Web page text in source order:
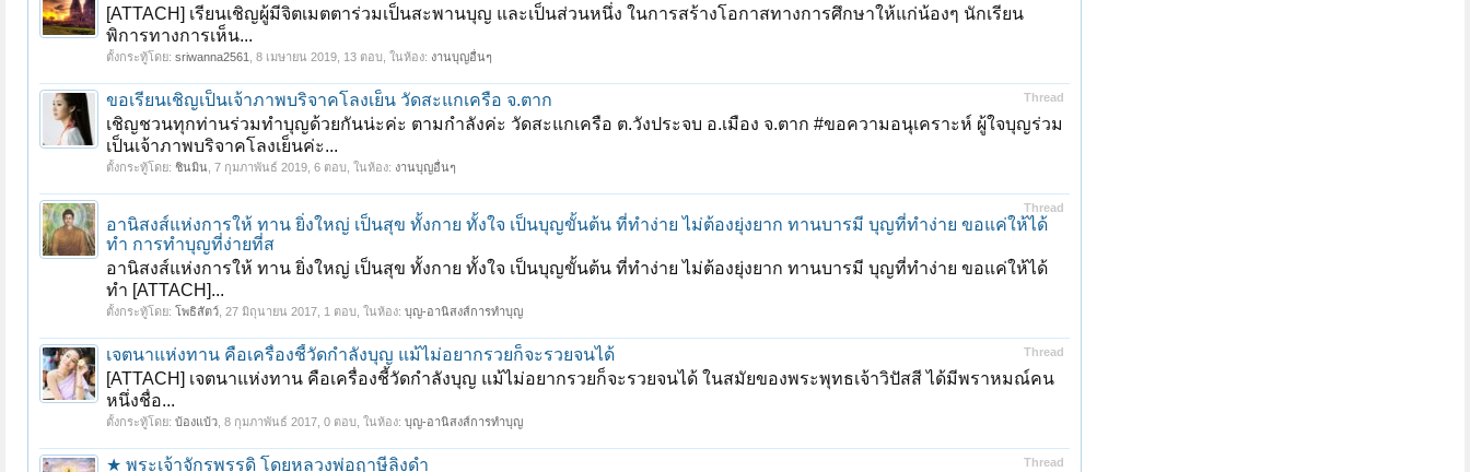
[ATTACH] เรียนเชิญผู้มีจิตเมตตาร่วมเป็นสะพานบุญ และเป็นส่วนหนึ่ง ในการสร้างโอกาสทางการศึกษาให้แก่น้องๆ นักเรียน
พิการทางการเห็น...
ตั้งกระทู้โดย: sriwanna2561 8 เมษายน 2019 , 13 ตอบ, ในห้อง: งานบุญอื่นๆ
Thread
ขอเรียนเชิญเป็นเจ้าภาพบริจาคโลงเย็น วัดสะแกเครือ จ.ตาก
เชิญชวนทุกท่านร่วมทำบุญด้วยกันน่ะค่ะ ตามกำลังค่ะ วัดสะแกเครือ ต.วังประจบ อ.เมือง จ.ตาก #ขอความอนุเคราะห์ ผู้ใจบุญร่วม
เป็นเจ้าภาพบริจาคโลงเย็นค่ะ...
ตั้งกระทู้โดย: ชินมิน 7 กุมภาพันธ์ 2019 , 6 ตอบ, ในห้อง: งานบุญอื่นๆ
Thread
อานิสงส์แห่งการให้ ทาน ยิ่งใหญ่ เป็นสุข ทั้งกาย ทั้งใจ เป็นบุญขั้นต้น ที่ทำง่าย ไม่ต้องยุ่งยาก ทานบารมี บุญที่ทำง่าย ขอแค่ให้ได้
ทำ การทำบุญที่ง่ายที่ส
อานิสงส์แห่งการให้ ทาน ยิ่งใหญ่ เป็นสุข ทั้งกาย ทั้งใจ เป็นบุญขั้นต้น ที่ทำง่าย ไม่ต้องยุ่งยาก ทานบารมี บุญที่ทำง่าย ขอแค่ให้ได้
ทำ [ATTACH]...
ตั้งกระทู้โดย: โพธิสัตว์ 27 มิถุนายน 2017 , 1 ตอบ, ในห้อง: บุญ-อานิสงส์การทำบุญ
Thread
เจตนาแห่งทาน คือเครื่องชี้วัดกำลังบุญ แม้ไม่อยากรวยก็จะรวยจนได้
[ATTACH] เจตนาแห่งทาน คือเครื่องชี้วัดกำลังบุญ แม้ไม่อยากรวยก็จะรวยจนได้ ในสมัยของพระพุทธเจ้าวิปัสสี ได้มีพราหมณ์คน
หนึ่งชื่อ...
ตั้งกระทู้โดย: บ้องแบ้ว 8 กุมภาพันธ์ 2017 , 0 ตอบ, ในห้อง: บุญ-อานิสงส์การทำบุญ
Thread
★ พระเจ้าจักรพรรดิ โดยหลวงพ่อฤาษีลิงดำ